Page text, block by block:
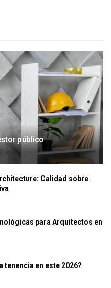
público
Calidad sobre
para Arquitectos en
tenencia en este 2026?